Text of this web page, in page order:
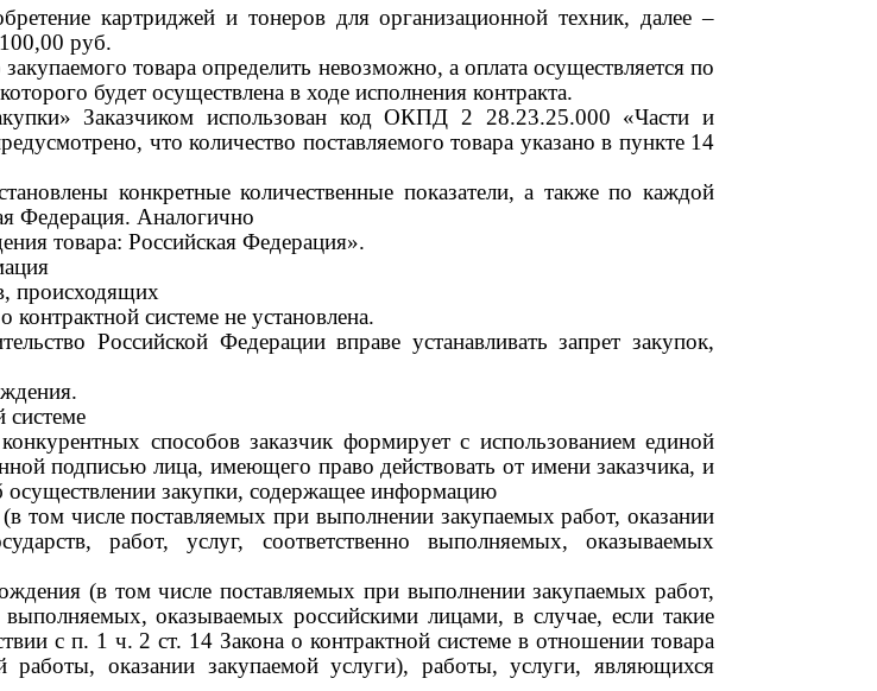
картриджей и тонеров для организационной техник, далее –
руб.
товара определить невозможно, а оплата осуществляется по
будет осуществлена в ходе исполнения контракта.
Заказчиком использован код ОКПД 2 28.23.25.000 «Части и
что количество поставляемого товара указано в пункте 14
конкретные количественные показатели, а также по каждой
Федерация. Аналогично
товара: Российская Федерация».
происходящих
контрактной системе не установлена.
Российской Федерации вправе устанавливать запрет закупок,
.
системе
способов заказчик формирует с использованием единой
подписью лица, имеющего право действовать от имени заказчика, и
закупки, содержащее информацию
том числе поставляемых при выполнении закупаемых работ, оказании
работ, услуг, соответственно выполняемых, оказываемых
(в том числе поставляемых при выполнении закупаемых работ,
выполняемых, оказываемых российскими лицами, в случае, если такие
с п. 1 ч. 2ст. 14 Закона о контрактной системе в отношении товара
оказании закупаемой услуги), работы, услуги, являющихся